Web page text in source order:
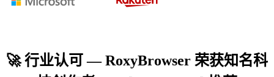
🚀 行业认可 — RoxyBrowser 荣获知名科